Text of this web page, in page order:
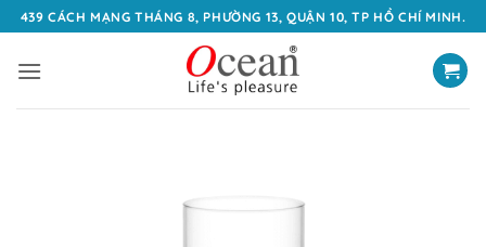
qua
nội
439 CÁCH MẠNG THÁNG 8, PHƯỜNG 13, QUẬN 10, TP HỒ CHÍ MINH.